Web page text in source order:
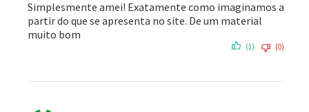
Simplesmente amei! Exatamente como imaginamos a
partir do que se apresenta no site. De um material
muito bom
(1) (0)